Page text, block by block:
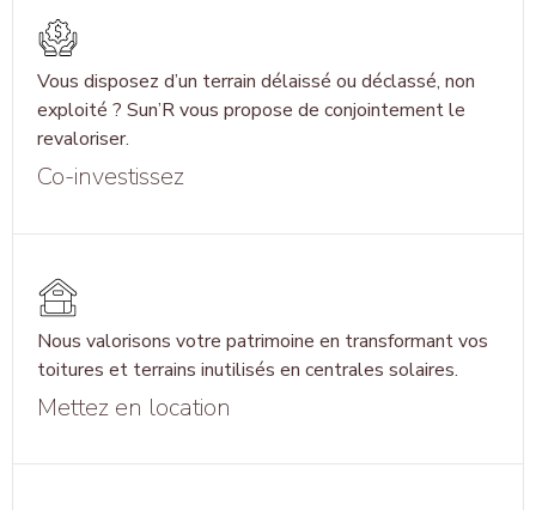
Vous disposez d’un terrain délaissé ou déclassé, non
exploité ? Sun’R vous propose de conjointement le
revaloriser.
Co-investissez
Nous valorisons votre patrimoine en transformant vos
toitures et terrains inutilisés en centrales solaires.
Mettez en location